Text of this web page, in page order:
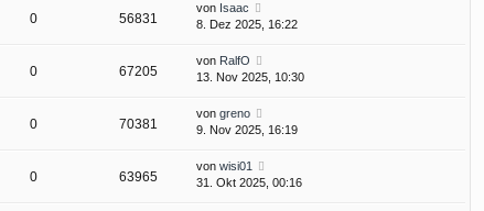
0 56831
von Isaac
8. Dez 2025, 16:22
0 67205
von RalfO
13. Nov 2025, 10:30
0 70381
von greno
9. Nov 2025, 16:19
0 63965
von wisi01
31. Okt 2025, 00:16